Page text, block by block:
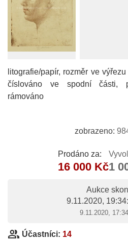
litografie/papír, rozměr ve
číslováno ve spodní části,
rámováno
zobrazeno:
Prodáno za:
16 000 Kč1
Aukce
9.11.2020,
9.11.2020,
group Účastníci: 14